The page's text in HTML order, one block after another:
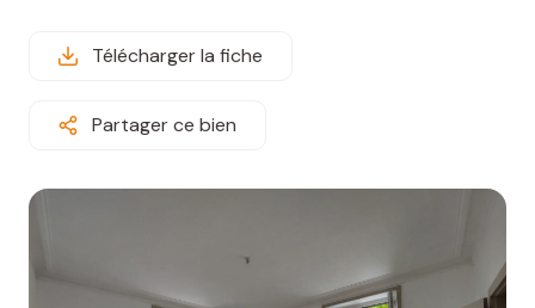
D'EXCEPTION
ALERTE
ESTIMATION
Télécharger la fiche
Partager ce bien